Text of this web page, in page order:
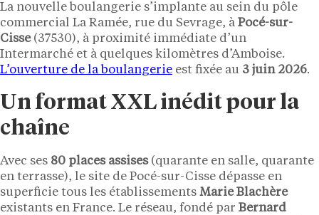
La nouvelle boulangerie s’implante au sein du pôle
commercial La Ramée, rue du Sevrage, à Pocé-sur-
Cisse(37530), à proximité immédiate d’un
Intermarché et à quelques kilomètres d’Amboise.
L’ouverture de la boulangerie est fixée au 3 juin 2026.
Un format XXL inédit pour la
chaîne
Avec ses 80 places assises(quarante en salle, quarante
en terrasse), le site de Pocé-sur-Cisse dépasse en
superficie tous les établissements Marie Blachère
existants en France. Le réseau, fondé par Bernard